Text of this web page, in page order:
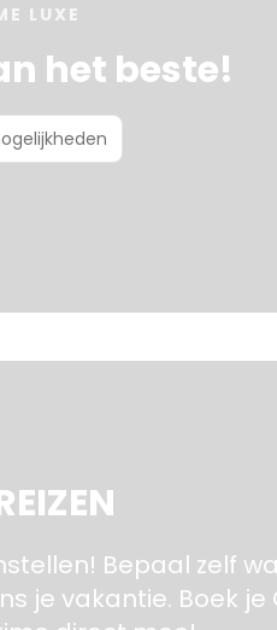
LUXE
het beste!
Bepaal zelf
je vakantie. Boek je